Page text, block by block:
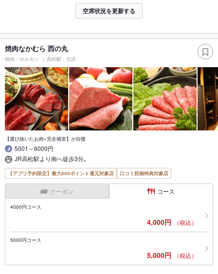
空席状況を更新する
焼肉なかむら 西の丸
焼肉・ホルモン 高松駅・北浜
【選び抜いたお肉×完全個室】が自慢
5001～6000円
JR高松駅より南へ徒歩3分｡
【アプリ予約限定】最大800ポイント還元対象店 口コミ投稿特典対象店
クーポン コース
4000円コース
4,000円 （税込）
5000円コース
5,000円 （税込）